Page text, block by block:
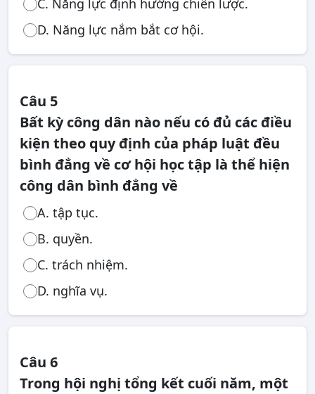
C. Năng lực định hướng chiến lược.
D. Năng lực nắm bắt cơ hội.
Câu 5
Bất kỳ công dân nào nếu có đủ các điều
kiện theo quy định của pháp luật đều
bình đẳng về cơ hội học tập là thể hiện
công dân bình đẳng về
A. tập tục.
B. quyền.
C. trách nhiệm.
D. nghĩa vụ.
Câu 6
Trong hội nghị tổng kết cuối năm, một